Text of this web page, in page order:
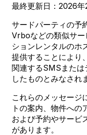
最終更新日：2026年
サードパーティの予
Vrboなどの類似サー
ションレンタルのホ
提供することにより
関連するSMSまた
したものとみなされ
これらのメッセージ
トの案内、物件への
および予約やサービ
があります。